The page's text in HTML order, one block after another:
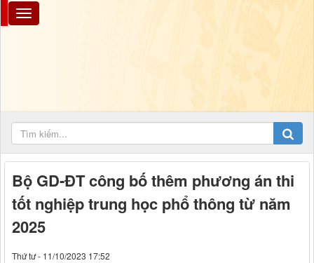
Bộ GD-ĐT công bố thêm phương án thi
tốt nghiệp trung học phổ thông từ năm
2025
Thứ tư - 11/10/2023 17:52